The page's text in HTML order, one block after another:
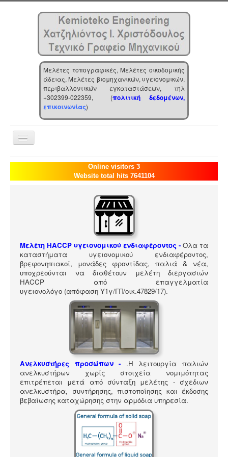
Μελέτες τοπογραφικές, Μελέτες οικοδομικής
άδειας, Μελέτες βιομηχανικών, υγειονομικών,
περιβαλλοντικών εγκαταστάσεων, τηλ
+302399-022359, (πολιτική δεδομένων,
επικοινωνίας)
Toggle
Navigation
Αρχική
Επιχείρηση
Αναζήτηση
Online visitors 3
Website total hits 7641104
Μελέτη HACCP υγειονομικού ενδιαφέροντος - Όλα τα
καταστήματα υγειονομικού ενδιαφέροντος,
βρεφονηπιακοί, μονάδες φροντίδας, παλιά & νέα,
υποχρεούνται να διαθέτουν μελέτη διεργασιών
HACCP από επαγγελματία
υγειονολόγο (απόφαση Υ1γ/ΓΠ/οικ.47829/17).
Ανελκυστήρες προσώπων - .Η λειτουργία παλιών
ανελκυστήρων χωρίς στοιχεία νομιμότητας
επιτρέπεται μετά από σύνταξη μελέτης - σχεδιων
ανελκυστήρα, συντήρησης, πιστοποίησης και έκδοσης
βεβαίωσης καταχώρησης στην αρμόδια υπηρεσία.